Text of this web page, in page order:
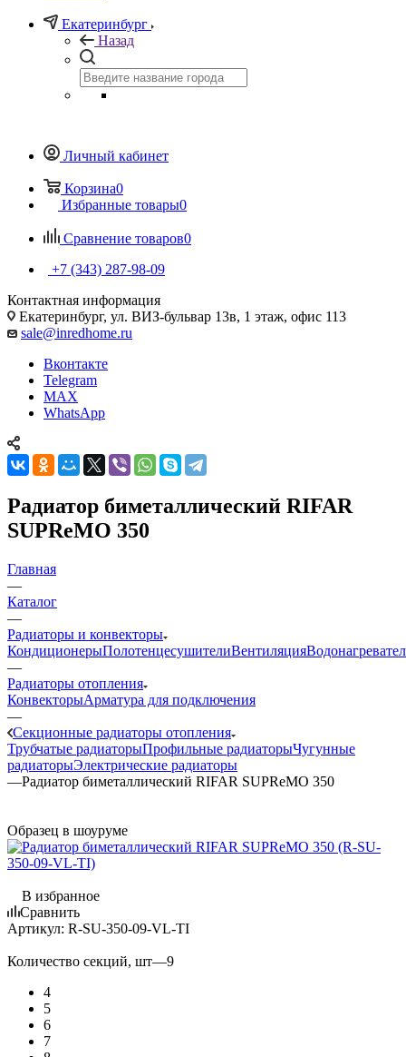
Екатеринбург
Назад
Личный кабинет
Корзина0
Избранные товары0
Сравнение товаров0
+7 (343) 287-98-09
Контактная информация
Екатеринбург, ул. ВИЗ-бульвар 13в, 1 этаж, офис 113
sale@inredhome.ru
Вконтакте
Telegram
MAX
WhatsApp
Радиатор биметаллический RIFAR
SUPReMO 350
Главная
—
Каталог
—
Радиаторы и конвекторы
КондиционерыПолотенцесушителиВентиляция
—
Радиаторы отопления
КонвекторыАрматура для подключения
—
Секционные радиаторы отопления
Трубчатые радиаторыПрофильные радиаторыЧугунные
радиаторыЭлектрические радиаторы
—Радиатор биметаллический RIFAR SUPReMO 350
Образец в шоуруме
В избранное
Сравнить
Артикул: R-SU-350-09-VL-TI
Количество секций, шт—9
4
5
6
7